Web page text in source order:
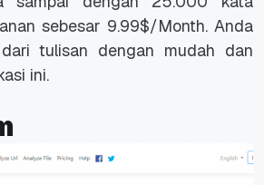
sebesar 9.99$/Month. Anda
tulisan dengan mudah dan
ini.